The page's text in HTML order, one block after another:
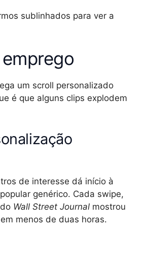
sublinhados para ver a
um scroll personalizado
é que alguns clips explodem
de interesse dá início à
genérico. Cada swipe,
Wall Street Journal mostrou
menos de duas horas.